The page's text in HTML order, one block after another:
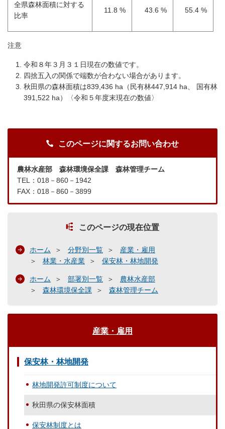
全県森林面積に対する
比率
11.8 % 43.6 % 55.4 %
注意
令和８年３月３１日現在の数値です。
四捨五入の関係で端数が合わない場合があります。
秋田県の森林面積は839,436 ha（民有林447,914 ha、 国有林
391,522 ha）〈令和５年度末現在の数値〉
このページに関するお問い合わせ
農林水産部 森林環境保全課 森林管理チーム
TEL：018－860－1942
FAX：018－860－3899
このページの現在位置
ホーム 分野別一覧
産業・雇用
林業・水産業
保安林・林地開発
ホーム 部署別一覧
農林水産部
森林環境保全課
森林管理チーム
産業・雇用
保安林・林地開発
林地開発許可制度について
秋田県の保安林面積
保安林制度とは